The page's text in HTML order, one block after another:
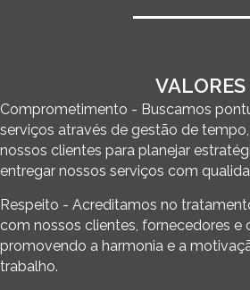
VALORES
Comprometimento - Buscamos
serviços através de gestão de
nossos clientes para planejar
entregar nossos serviços com
Respeito - Acreditamos no
com nossos clientes, fornecedores e
promovendo a harmonia e a
trabalho.